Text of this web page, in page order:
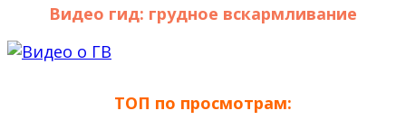
Видео гид: грудное вскармливание
ТОП по просмотрам: